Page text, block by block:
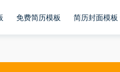
免费简历模板 简历封面模板